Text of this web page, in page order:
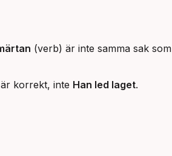
(verb) är inte samma sak som
är korrekt, inte Han led laget.